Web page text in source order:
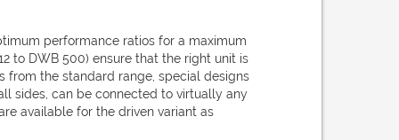
performance ratios for a maximum
to DWB 500) ensure that the right unit is
from the standard range, special designs
sides, can be connected to virtually any
available for the driven variant as